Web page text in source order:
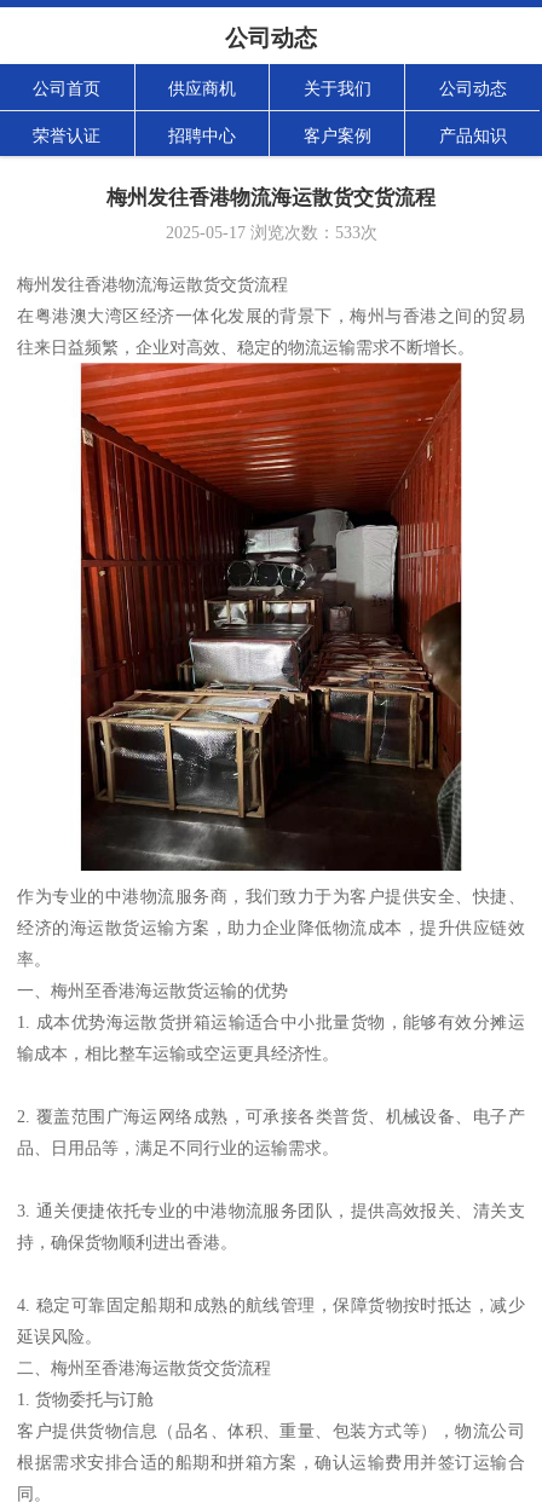
公司动态
公司首页 供应商机 关于我们 公司动态
荣誉认证 招聘中心 客户案例 产品知识
梅州发往香港物流海运散货交货流程
2025-05-17浏览次数： 533次
梅州发往香港物流海运散货交货流程
在粤港澳大湾区经济一体化发展的背景下，梅州与香港之间的贸易
往来日益频繁，企业对高效、稳定的物流运输需求不断增长。
作为专业的中港物流服务商，我们致力于为客户提供安全、快捷、
经济的海运散货运输方案，助力企业降低物流成本，提升供应链效
率。
一、梅州至香港海运散货运输的优势
1. 成本优势海运散货拼箱运输适合中小批量货物，能够有效分摊运
输成本，相比整车运输或空运更具经济性。
2. 覆盖范围广海运网络成熟，可承接各类普货、机械设备、电子产
品、日用品等，满足不同行业的运输需求。
3. 通关便捷依托专业的中港物流服务团队，提供高效报关、清关支
持，确保货物顺利进出香港。
4. 稳定可靠固定船期和成熟的航线管理，保障货物按时抵达，减少
延误风险。
二、梅州至香港海运散货交货流程
1. 货物委托与订舱
客户提供货物信息（品名、体积、重量、包装方式等），物流公司
根据需求安排合适的船期和拼箱方案，确认运输费用并签订运输合
同。